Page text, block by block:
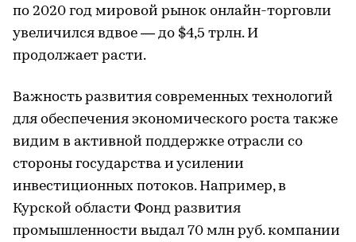
по 2020 год мировой рынок онлайн-торговли
увеличился вдвое — до $4,5 трлн. И
продолжает расти.
Важность развития современных технологий
для обеспечения экономического роста также
видим в активной поддержке отрасли со
стороны государства и усилении
инвестиционных потоков. Например, в
Курской области Фонд развития
промышленности выдал 70 млн руб. компании